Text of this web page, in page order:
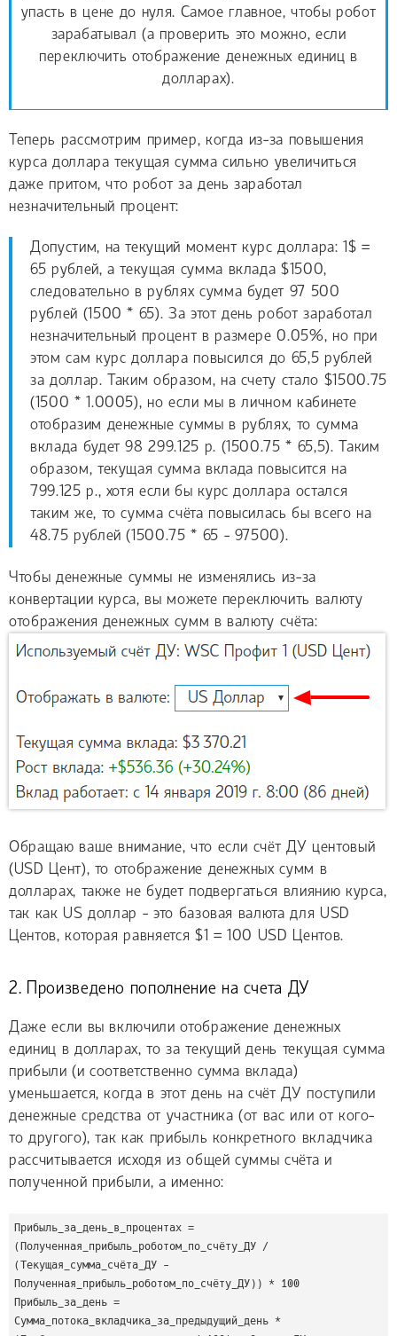
упасть в цене до нуля. Самое главное, чтобы робот
зарабатывал (а проверить это можно, если
переключить отображение денежных единиц в
долларах).
Теперь рассмотрим пример, когда из-за повышения
курса доллара текущая сумма сильно увеличиться
даже притом, что робот за день заработал
незначительный процент:
Допустим, на текущий момент курс доллара: 1$ =
65 рублей, а текущая сумма вклада $1500,
следовательно в рублях сумма будет 97 500
рублей (1500 * 65). За этот день робот заработал
незначительный процент в размере 0.05%, но при
этом сам курс доллара повысился до 65,5 рублей
за доллар. Таким образом, на счету стало $1500.75
(1500 * 1.0005), но если мы в личном кабинете
отобразим денежные суммы в рублях, то сумма
вклада будет 98 299.125 р. (1500.75 * 65,5). Таким
образом, текущая сумма вклада повысится на
799.125 р., хотя если бы курс доллара остался
таким же, то сумма счёта повысилась бы всего на
48.75 рублей (1500.75 * 65 - 97500).
Чтобы денежные суммы не изменялись из-за
конвертации курса, вы можете переключить валюту
отображения денежных сумм в валюту счёта:
Обращаю ваше внимание, что если счёт ДУ центовый
(USD Цент), то отображение денежных сумм в
долларах, также не будет подвергаться влиянию курса,
так как US доллар - это базовая валюта для USD
Центов, которая равняется $1 = 100 USD Центов.
2. Произведено пополнение на счета ДУ
Даже если вы включили отображение денежных
единиц в долларах, то за текущий день текущая сумма
прибыли (и соответственно сумма вклада)
уменьшается, когда в этот день на счёт ДУ поступили
денежные средства от участника (от вас или от кого-
то другого), так как прибыль конкретного вкладчика
рассчитывается исходя из общей суммы счёта и
полученной прибыли, а именно:
Прибыль_за_день_в_процентах =
(Полученная_прибыль_роботом_по_счёту_ДУ /
(Текущая_сумма_счёта_ДУ -
Полученная_прибыль_роботом_по_счёту_ДУ)) * 100
Прибыль_за_день =
Сумма_потока_вкладчика_за_предыдущий_день *